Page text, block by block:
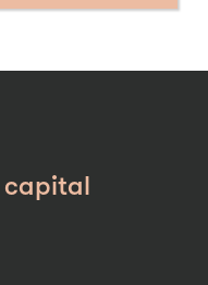
capital